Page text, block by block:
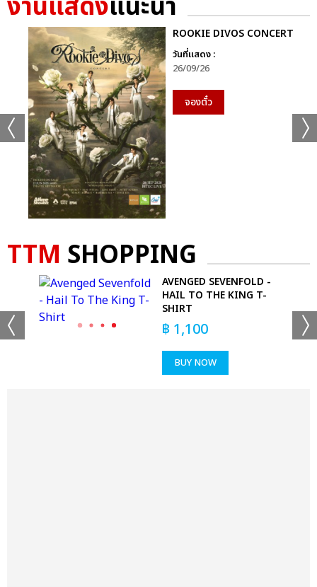
ROOKIE DIVOS CONCERT
วันที่แสดง :
26/09/26
จองตั๋ว
TTM SHOPPING
AVENGED SEVENFOLD -
HAIL TO THE KING T-
SHIRT
฿ 1,100
BUY NOW